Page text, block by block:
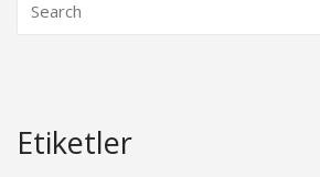
Etiketler